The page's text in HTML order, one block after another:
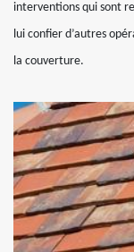
interventions qui sont
lui confier d’autres
la couverture.